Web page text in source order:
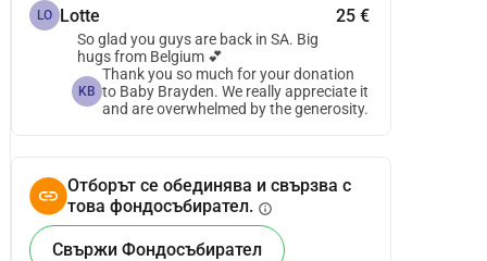
LO Lotte 25 €
So glad you guys are back in SA. Big
hugs from Belgium 💕
KB
Thank you so much for your donation
to Baby Brayden. We really appreciate it
and are overwhelmed by the generosity.
Отборът се обединява и свързва с
това фондосъбирател. info
Свържи Фондосъбирател